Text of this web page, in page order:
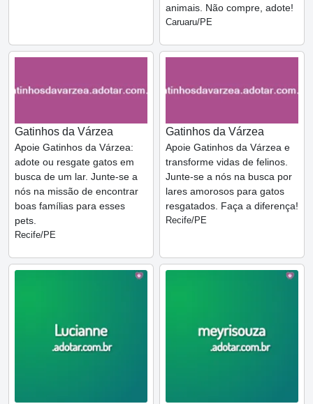
animais. Não compre, adote!
Caruaru/PE
Gatinhos da Várzea
Apoie Gatinhos da Várzea:
adote ou resgate gatos em
busca de um lar. Junte-se a
nós na missão de encontrar
boas famílias para esses
pets.
Recife/PE
Gatinhos da Várzea
Apoie Gatinhos da Várzea e
transforme vidas de felinos.
Junte-se a nós na busca por
lares amorosos para gatos
resgatados. Faça a diferença!
Recife/PE